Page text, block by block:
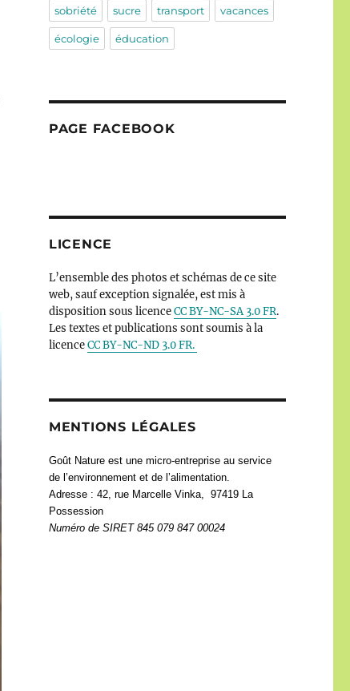
sobriété sucre transport vacances
écologie éducation
PAGE FACEBOOK
LICENCE
L’ensemble des photos et schémas de ce site
web, sauf exception signalée, est mis à
disposition sous licenceCC BY-NC-SA 3.0 FR.
Les textes et publications sont soumis à la
licenceCC BY-NC-ND 3.0 FR.
MENTIONS LÉGALES
Goût Nature est une micro-entreprise au service
de l’environnement et de l’alimentation.
Adresse : 42, rue Marcelle Vinka, 97419 La
Possession
Numéro de SIRET 845 079 847 00024